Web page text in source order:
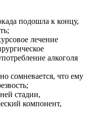
подошла к концу,
лечение
алкоголя
сомневается, что ему
стадии,
компонент,